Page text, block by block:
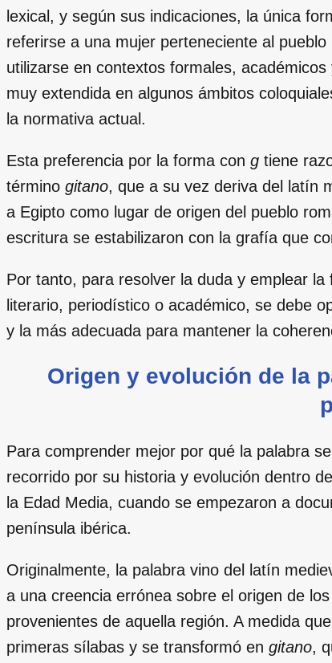
lexical, y según sus indicaciones, la única
referirse a una mujer perteneciente al
utilizarse en contextos formales,
muy extendida en algunos ámbitos
la normativa actual.
Esta preferencia por la forma con g tiene
término gitano, que a su vez deriva del latín
a Egipto como lugar de origen del pueblo
escritura se estabilizaron con la grafía que
Por tanto, para resolver la duda y emplear
literario, periodístico o académico, se debe
y la más adecuada para mantener la
Origen y evolución de la
Para comprender mejor por qué la palabra
recorrido por su historia y evolución dentro
la Edad Media, cuando se empezaron a
península ibérica.
Originalmente, la palabra vino del latín
a una creencia errónea sobre el origen de
provenientes de aquella región. A medida
primeras sílabas y se transformó en gitano,